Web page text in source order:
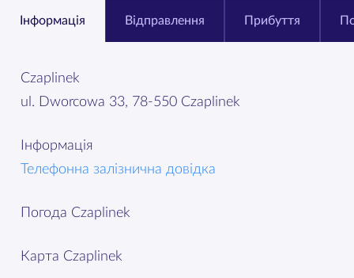
Інформація Відправлення Прибуття
Czaplinek
ul. Dworcowa 33, 78-550 Czaplinek
Інформація
Телефонна залізнична довідка
Погода Czaplinek
Карта Czaplinek